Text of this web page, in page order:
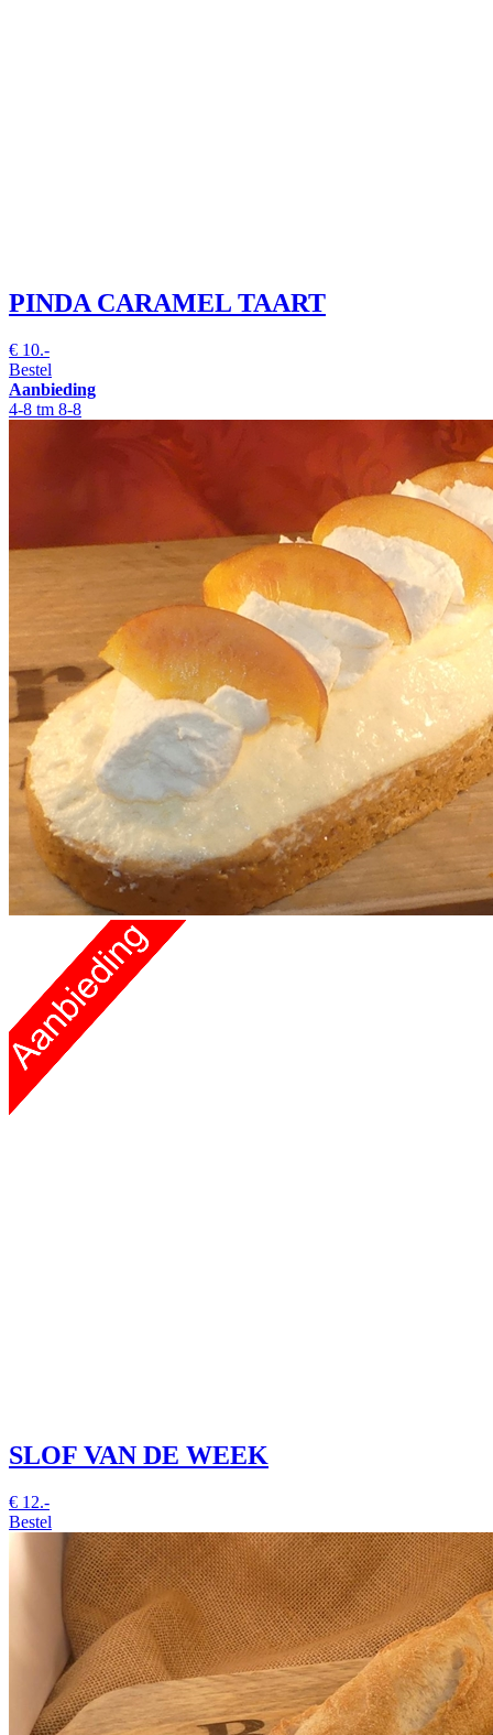
PINDA CARAMEL TAART
€ 10.-
Bestel
Aanbieding
4-8 tm 8-8
SLOF VAN DE WEEK
€ 12.-
Bestel